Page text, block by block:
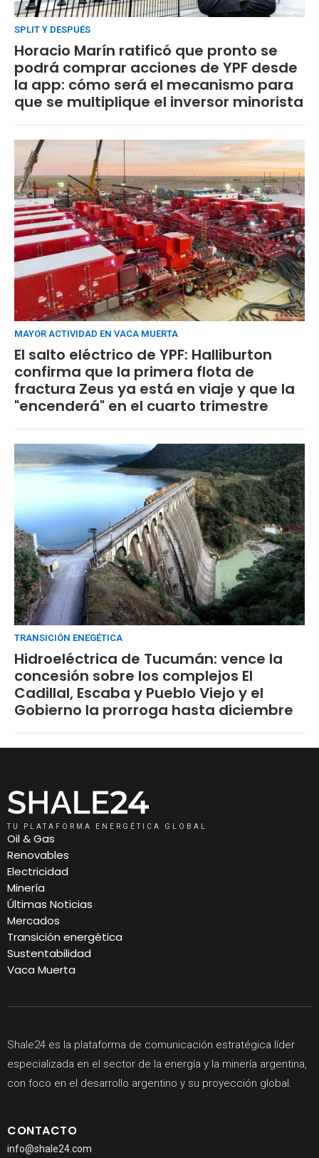
SPLIT Y DESPUÉS
Horacio Marín ratificó que pronto se
podrá comprar acciones de YPF desde
la app: cómo será el mecanismo para
que se multiplique el inversor minorista
MAYOR ACTIVIDAD EN VACA MUERTA
El salto eléctrico de YPF: Halliburton
confirma que la primera flota de
fractura Zeus ya está en viaje y que la
"encenderá" en el cuarto trimestre
TRANSICIÓN ENEGÉTICA
Hidroeléctrica de Tucumán: vence la
concesión sobre los complejos El
Cadillal, Escaba y Pueblo Viejo y el
Gobierno la prorroga hasta diciembre
TU PLATAFORMA ENERGÉTICA GLOBAL
Oil & Gas
Renovables
Electricidad
Minería
Últimas Noticias
Mercados
Transición energética
Sustentabilidad
Vaca Muerta
Shale24 es la plataforma de comunicación estratégica líder
especializada en el sector de la energía y la minería argentina,
con foco en el desarrollo argentino y su proyección global.
CONTACTO
info@shale24.com